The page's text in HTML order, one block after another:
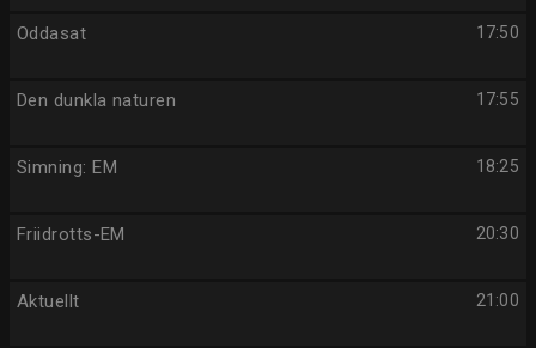
17:50
Oddasat
17:55
Den dunkla naturen
18:25
Simning: EM
20:30
Friidrotts-EM
21:00
Aktuellt